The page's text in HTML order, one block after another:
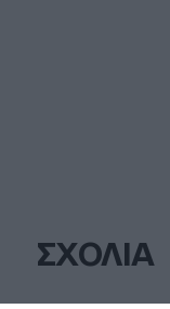
ΣΧΟΛΙΑ